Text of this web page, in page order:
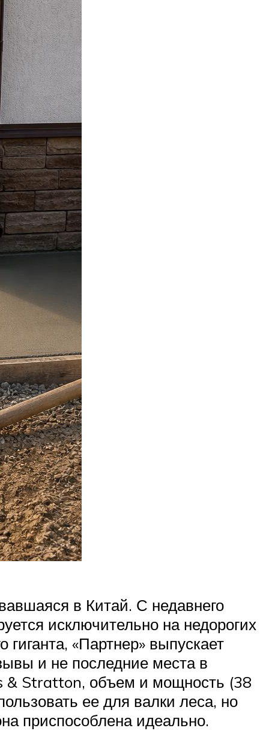
в Китай. С недавнего
исключительно на недорогих
«Партнер» выпускает
и не последние места в
& Stratton, объем и мощность (38
ее для валки леса, но
приспособлена идеально.